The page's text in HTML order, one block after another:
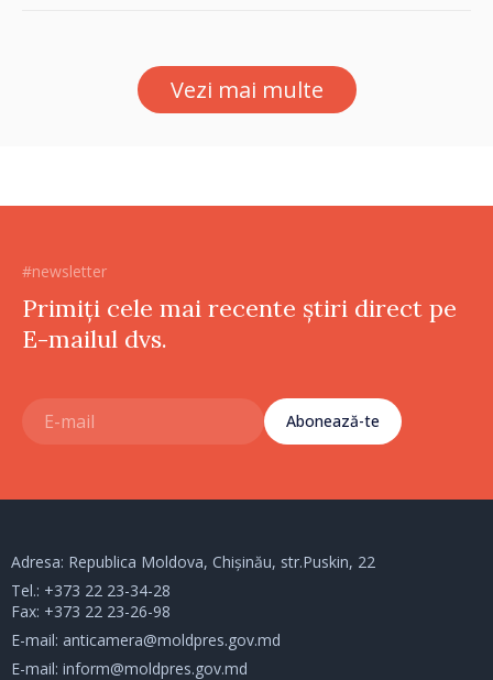
Petra Lärke
Vezi mai multe
#newsletter
Primiți cele mai recente știri direct pe
E-mailul dvs.
Abonează-te
Adresa: Republica Moldova, Chișinău, str.Puskin, 22
Tel.: +373 22 23-34-28
Fax: +373 22 23-26-98
E-mail: anticamera@moldpres.gov.md
E-mail: inform@moldpres.gov.md